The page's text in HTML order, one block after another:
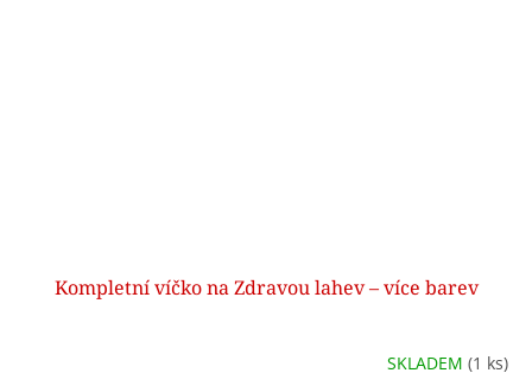
Kompletní víčko na Zdravou lahev – více barev
SKLADEM (1 ks)